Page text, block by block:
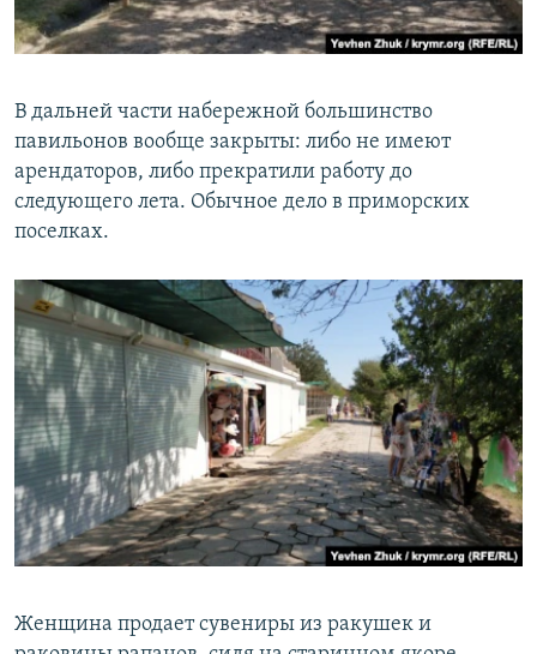
В дальней части набережной большинство
павильонов вообще закрыты: либо не имеют
арендаторов, либо прекратили работу до
следующего лета. Обычное дело в приморских
поселках.
Женщина продает сувениры из ракушек и